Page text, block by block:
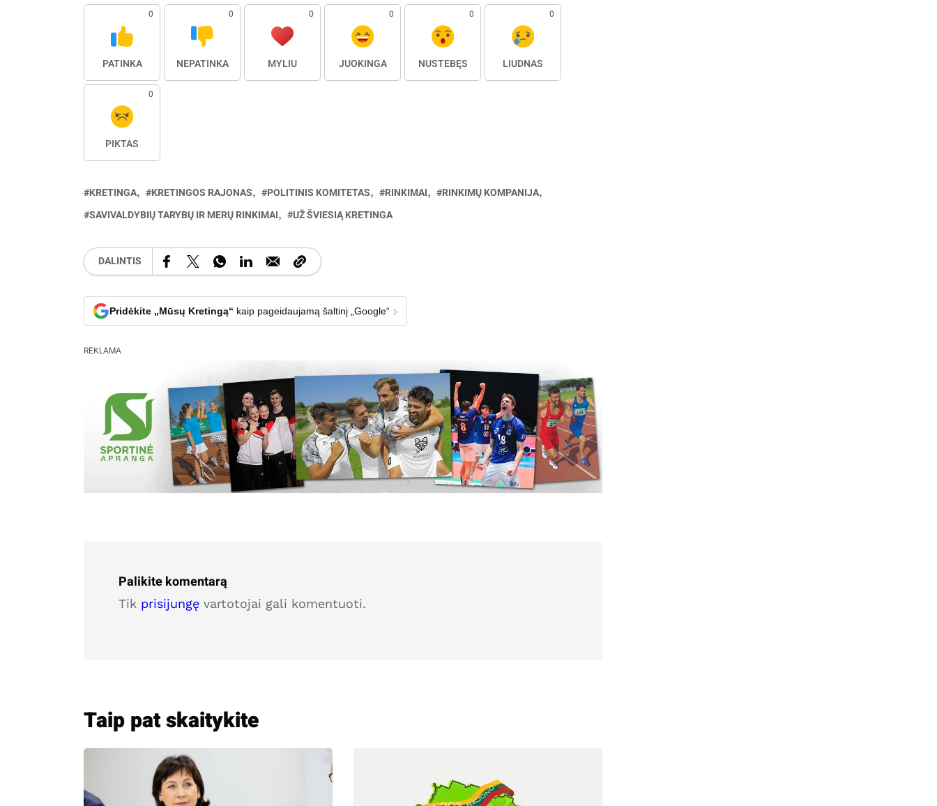
0
PATINKA
0
NEPATINKA
0
MYLIU
0
JUOKINGA
0
NUSTEBĘS
0
LIŪDNAS
0
PIKTAS
KRETINGA KRETINGOS RAJONAS POLITINIS KOMITETAS RINKIMAI
RINKIMŲ KOMPANIJA
SAVIVALDYBIŲ TARYBŲ IR MERŲ RINKIMAI
UŽ ŠVIESIĄ KRETINGA
DALINTIS
Pridėkite „Mūsų Kretingą“ kaip pageidaujamą šaltinį „Google“ ›
REKLAMA
Palikite komentarą
Tik prisijungę vartotojai gali komentuoti.
Taip pat skaitykite